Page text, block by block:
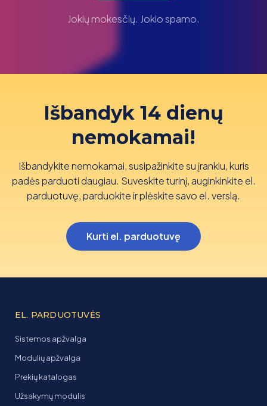
Jokių mokesčių. Jokio spamo.
Išbandyk 14 dienų
nemokamai!
Išbandykite nemokamai, susipažinkite su įrankiu, kuris
padės parduoti daugiau. Suveskite turinį, auginkinkite el.
parduotuvę, parduokite ir plėskite savo el. verslą.
Kurti el. parduotuvę
EL. PARDUOTUVĖS
Sistemos apžvalga
Modulių apžvalga
Prekių katalogas
Užsakymų modulis